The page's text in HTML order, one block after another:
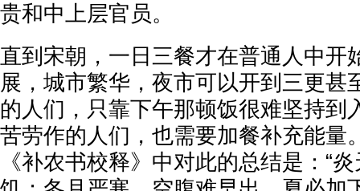
贵和中上层官员。
直到宋朝，一日三餐才在普通人中开
展，城市繁华，夜市可以开到三更甚
的人们，只靠下午那顿饭很难坚持到
苦劳作的人们，也需要加餐补充能量
《补农书校释》中对此的总结是：“